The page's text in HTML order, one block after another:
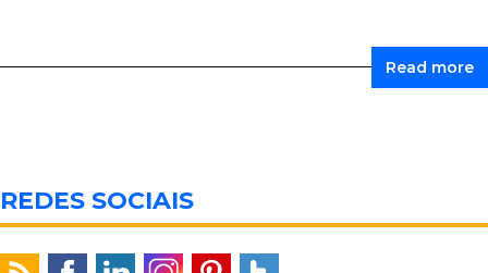
Read more
REDES SOCIAIS